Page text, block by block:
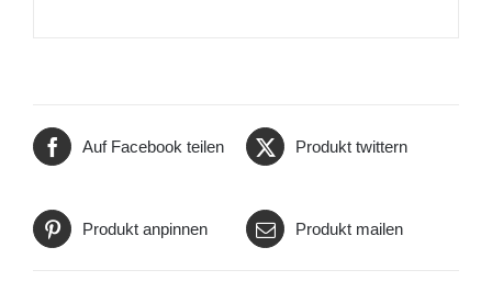
Auf Facebook teilen Produkt twittern
Produkt anpinnen Produkt mailen